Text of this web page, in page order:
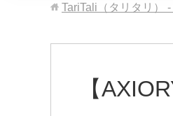
TariTali（タリタリ）
【